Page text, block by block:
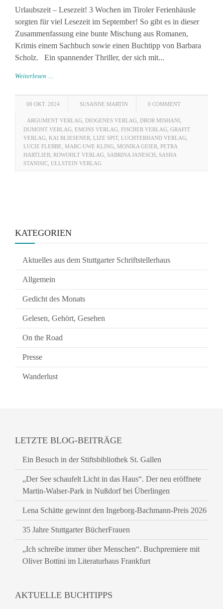
Urlaubszeit – Lesezeit! 3 Wochen im Tiroler Ferienhäusle
sorgten für viel Lesezeit im September! So gibt es in dieser
Zusammenfassung eine bunte Mischung aus Romanen,
Krimis einem Sachbuch sowie einen Buchtipp von Barbara
Scholz. Ein spannender Thriller, der sich mit...
Weiterlesen …
08 OKT. 2024 SUSANNE MARTIN 0 COMMENT
ARGUMENT VERLAG DIOGENES VERLAG DROR MISHANI
DUMONT VERLAG EMONS VERLAG FISCHER VERLAG GRAFIT
VERLAG KAI BLIESENER LIZE SPIT, LUCHTERHAND VERLAG
LUCIE FLEBBE MARC-UWE KLING MONIKA GEIER PETRA
HARTLIEB ROWOHLT VERLAG SABRINA JANESCH SASHA
STANISIC ULLSTEIN VERLAG
KATEGORIEN
Aktuelles aus dem Stuttgarter Schriftstellerhaus
Allgemein
Gedicht des Monats
Gelesen, Gehört, Gesehen
On the Road
Presse
Wanderlust
LETZTE BLOG-BEITRÄGE
Ein Besuch in der Stiftsbibliothek St. Gallen
„Der See schaufelt Licht in das Haus“. Der neu eröffnete
Martin-Walser-Park in Nußdorf bei Überlingen
Lena Schätte gewinnt den Ingeborg-Bachmann-Preis 2026
35 Jahre Stuttgarter BücherFrauen
„Ich schreibe immer über Menschen“. Buchpremiere mit
Oliver Bottini im Literaturhaus Frankfurt
AKTUELLE BUCHTIPPS